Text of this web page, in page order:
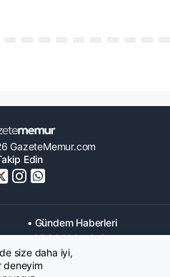
GazeteMemur.com
Edin
• Gündem Haberleri
• KPSS Haberleri
• Eğitim Haberleri
• Maaş Verileri Haberleri
size daha iyi,
deneyim